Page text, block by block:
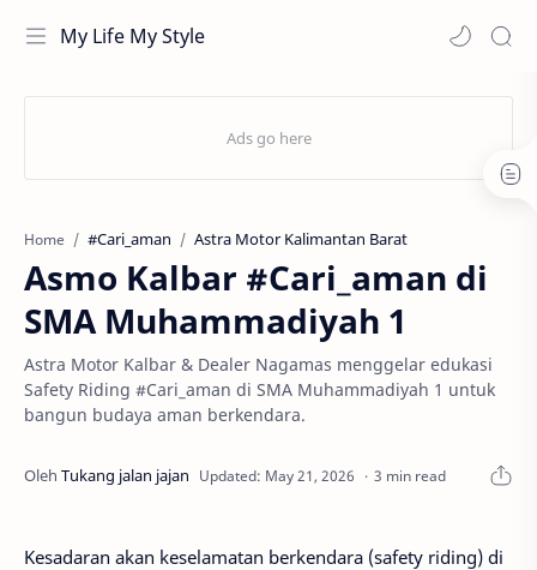
My Life My Style
Home #Cari_aman Astra Motor Kalimantan Barat
Asmo Kalbar #Cari_aman di
SMA Muhammadiyah 1
Astra Motor Kalbar & Dealer Nagamas menggelar edukasi
Safety Riding #Cari_aman di SMA Muhammadiyah 1 untuk
bangun budaya aman berkendara.
3 min read
Kesadaran akan keselamatan berkendara (safety riding) di